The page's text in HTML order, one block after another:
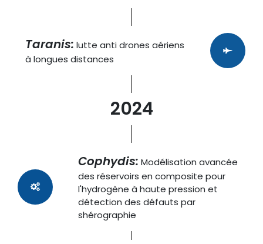
Taranis: lutte antidrones aériens
à longues distances
2024
Cophydis: Modélisation avancée
des réservoirs en composite pour
l'hydrogène à haute pression et
détection des défauts par
shérographie